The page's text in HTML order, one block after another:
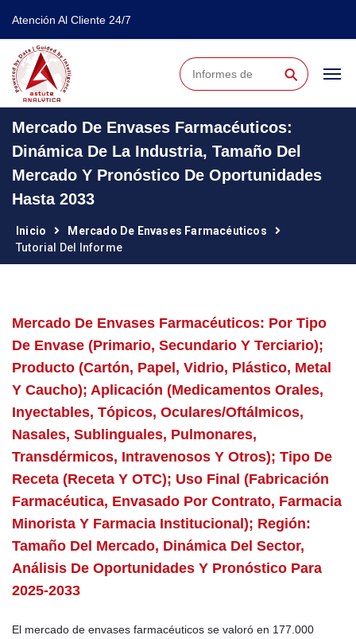
Atención Al Cliente 24/7
⚲
Mercado De Envases Farmacéuticos:
Dinámica De La Industria, Tamaño Del
Mercado Y Pronóstico De Oportunidades
Hasta 2033
Inicio
Mercado De Envases Farmacéuticos
Tutorial Del Informe
Mercado De Envases Farmacéuticos: Por Tipo
De Envase (Primario, Secundario Y Terciario);
Producto (Cartón, Papel, Vidrio, Plástico, Metal
Y Caucho); Aplicación (Medicamentos Orales,
Inyectables, Tópicos, Oculares/Oftálmicos,
Nasales, Sublinguales, Pulmonares,
Transdérmicos, Intravenosos Y Otros); Tipo De
Receta (Receta Y OTC); Uso Final (Fabricación
Farmacéutica, Envasado Por Contrato, Farmacia
Minorista Y Farmacia Institucional); Región:
Tamaño Del Mercado, Dinámica Del Sector,
Análisis De Oportunidades Y Pronóstico Para
2025-2033
El mercado de envases farmacéuticos se valoró en 177.000